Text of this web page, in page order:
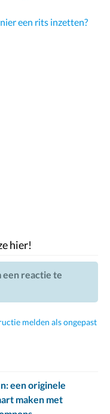
een rits inzetten?
hier!
een reactie te
melden als ongepast
een originele
maken met